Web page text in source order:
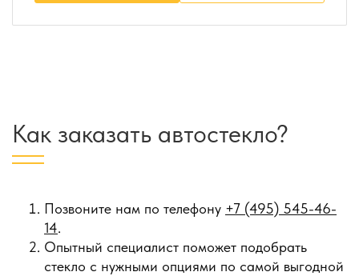
Как заказать автостекло?
Позвоните нам по телефону +7 (495) 545-46-
14.
Опытный специалист поможет подобрать
стекло с нужными опциями по самой выгодной